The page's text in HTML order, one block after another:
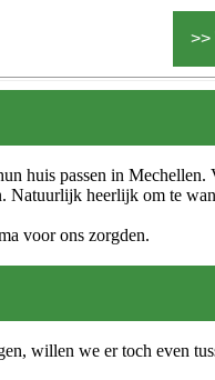
huis passen in
Natuurlijk heerlijk om te
voor ons zorgden.
willen we er toch even